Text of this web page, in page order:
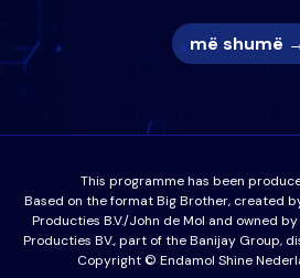
më shumë
This programme has been
Based on the format Big Brother, created
Producties B.V./John de Mol and owned
Producties BV., part of the Banijay Group,
Copyright © Endamol Shine